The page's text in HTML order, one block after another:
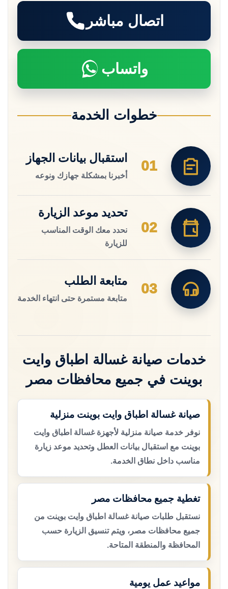
اتصال مباشر
واتساب
خطوات الخدمة
01
استقبال بيانات الجهاز
أخبرنا بمشكلة جهازك ونوعه
02
تحديد موعد الزيارة
نحدد معك الوقت المناسب
للزيارة
03
متابعة الطلب
متابعة مستمرة حتى انتهاء الخدمة
خدمات صيانة غسالة اطباق وايت
بوينت في جميع محافظات مصر
صيانة غسالة اطباق وايت بوينت منزلية
نوفر خدمة صيانة منزلية لأجهزة غسالة اطباق وايت
بوينت مع استقبال بيانات العطل وتحديد موعد زيارة
مناسب داخل نطاق الخدمة.
تغطية جميع محافظات مصر
نستقبل طلبات صيانة غسالة اطباق وايت بوينت من
جميع محافظات مصر، ويتم تنسيق الزيارة حسب
المحافظة والمنطقة المتاحة.
مواعيد عمل يومية